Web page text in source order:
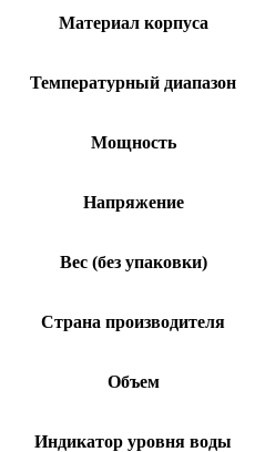
Материал корпуса
Температурный диапазон
Мощность
Напряжение
Вес (без упаковки)
Страна производителя
Объем
Индикатор уровня воды